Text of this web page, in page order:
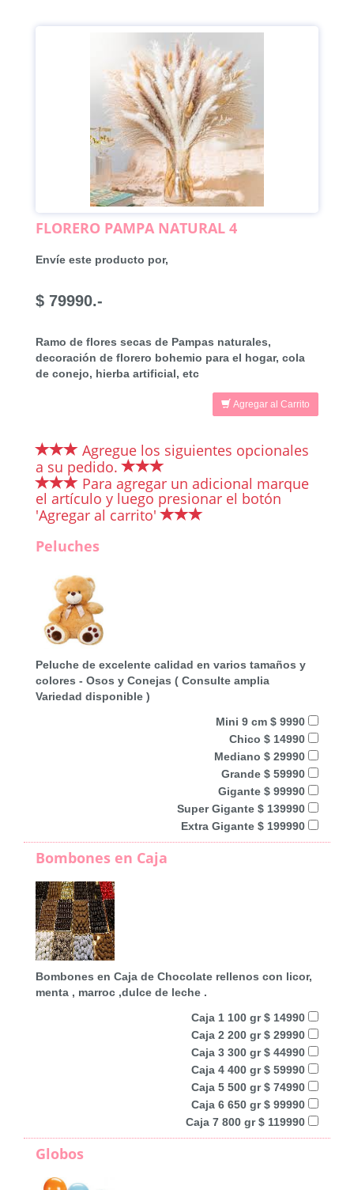
FLORERO PAMPA NATURAL 4
Envíe este producto por,
$ 79990.-
Ramo de flores secas de Pampas naturales,
decoración de florero bohemio para el hogar, cola
de conejo, hierba artificial, etc
Agregar al Carrito
Agregue los siguientes opcionales
a su pedido.
Para agregar un adicional marque
el artículo y luego presionar el botón
'Agregar al carrito'
Peluches
Peluche de excelente calidad en varios tamaños y
colores - Osos y Conejas ( Consulte amplia
Variedad disponible )
Mini 9 cm $ 9990
Chico $ 14990
Mediano $ 29990
Grande $ 59990
Gigante $ 99990
Super Gigante $ 139990
Extra Gigante $ 199990
Bombones en Caja
Bombones en Caja de Chocolate rellenos con licor,
menta , marroc ,dulce de leche .
Caja 1 100 gr $ 14990
Caja 2 200 gr $ 29990
Caja 3 300 gr $ 44990
Caja 4 400 gr $ 59990
Caja 5 500 gr $ 74990
Caja 6 650 gr $ 99990
Caja 7 800 gr $ 119990
Globos